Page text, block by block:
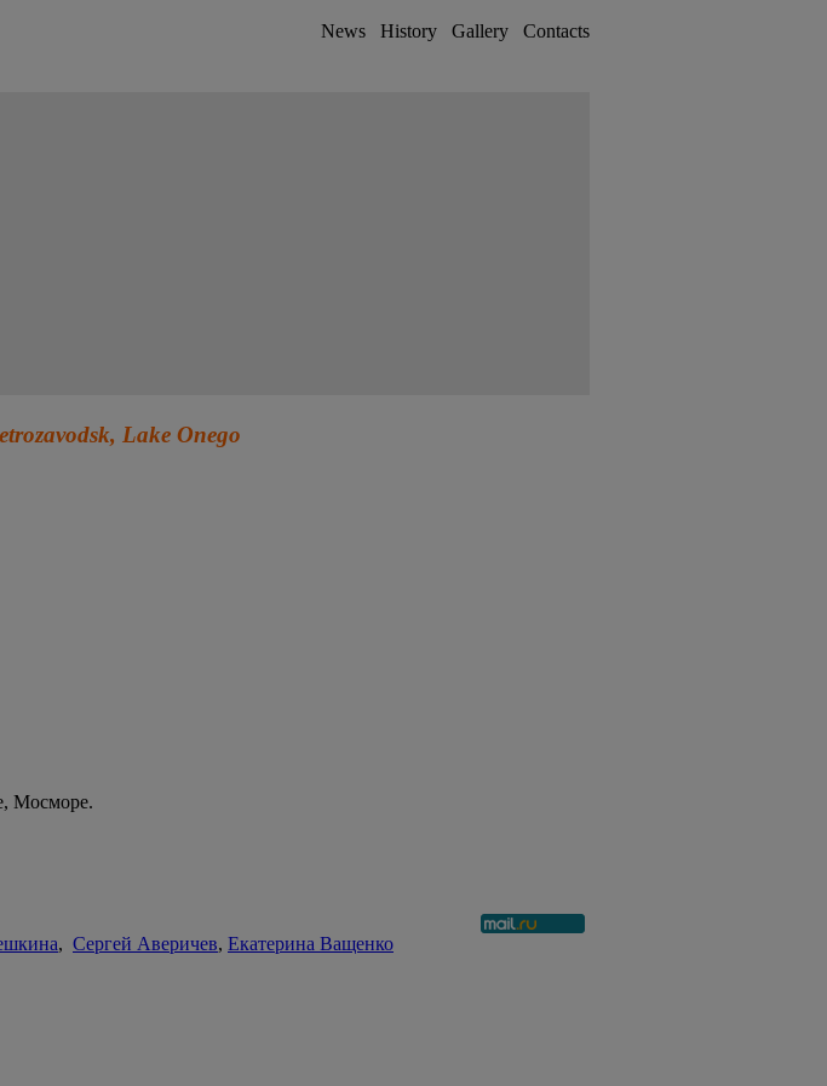
News History Gallery Contacts
Lake Onego
Мосморе.
, Сергей Аверичев, Екатерина Ващенко